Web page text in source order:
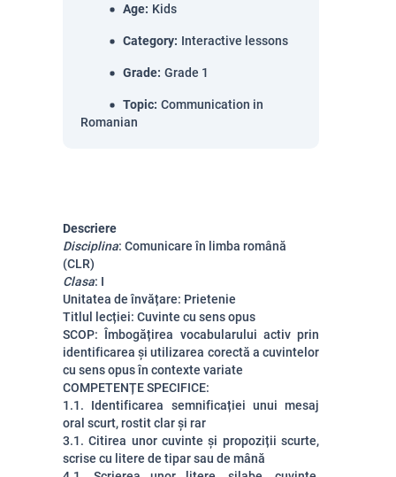
Age: Kids
Category: Interactive lessons
Grade: Grade 1
Topic: Communication in
Romanian
Descriere
Disciplina: Comunicare în limba română
(CLR)
Clasa: I
Unitatea de învățare: Prietenie
Titlul lecției: Cuvinte cu sens opus
SCOP: Îmbogățirea vocabularului activ prin
identificarea și utilizarea corectă a cuvintelor
cu sens opus în contexte variate
COMPETENȚE SPECIFICE:
1.1. Identificarea semnificației unui mesaj
oral scurt, rostit clar și rar
3.1. Citirea unor cuvinte și propoziții scurte,
scrise cu litere de tipar sau de mână